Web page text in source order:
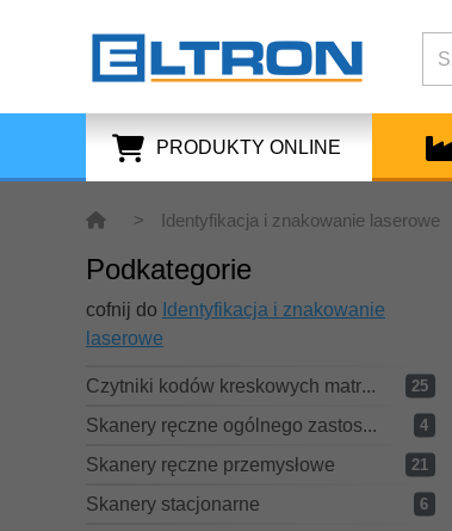
PRODUKTY ONLINE
> Identyfikacja i znakowanie laserowe
Podkategorie
cofnij do Identyfikacja i znakowanie
laserowe
Czytniki kodów kreskowych matrycowe 25
Skanery ręczne ogólnego zastosowania 4
Skanery ręczne przemysłowe 21
Skanery stacjonarne 6